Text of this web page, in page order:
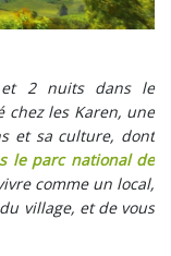
et 2 nuits dans le
chez les Karen, une
et sa culture, dont
le parc national de
comme un local,
village, et de vous